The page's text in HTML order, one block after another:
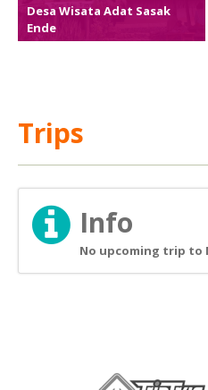
Desa Wisata Adat Sasak
Ende
Trips
Info
No upcoming trip to